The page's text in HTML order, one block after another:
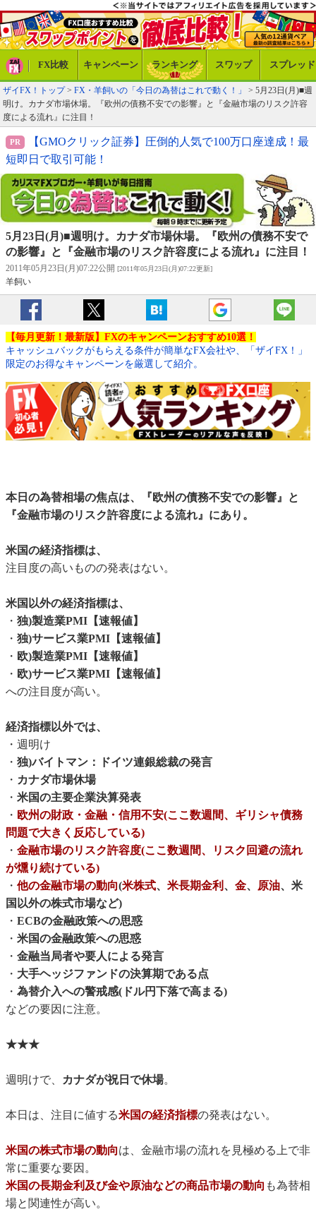
FX比較 キャンペーン ランキング スワップ スプレッド
ザイFX！トップ> FX・羊飼いの「今日の為替はこれで動く！」
> 5月23日(月)■週
明け。カナダ市場休場。『欧州の債務不安での影響』と『金融市場のリスク許容
度による流れ』に注目！
【GMOクリック証券】圧倒的人気で100万口座達成！最
短即日で取引可能！
5月23日(月)■週明け。カナダ市場休場。『欧州の債務不安で
の影響』と『金融市場のリスク許容度による流れ』に注目！
2011年05月23日(月)07:22公開 [2011年05月23日(月)07:22更新]
羊飼い
【毎月更新！最新版】FXのキャンペーンおすすめ10選！
キャッシュバックがもらえる条件が簡単なFX会社や、「ザイFX！」
限定のお得なキャンペーンを厳選して紹介。
本日の為替相場の焦点は、『欧州の債務不安での影響』と
『金融市場のリスク許容度による流れ』にあり。
米国の経済指標は、
注目度の高いものの発表はない。
米国以外の経済指標は、
・ 独)製造業PMI【速報値】
・ 独)サービス業PMI【速報値】
・ 欧)製造業PMI【速報値】
・ 欧)サービス業PMI【速報値】
への注目度が高い。
経済指標以外では、
・週明け
・ 独)バイトマン：ドイツ連銀総裁の発言
・ カナダ市場休場
・ 米国の主要企業決算発表
・ 欧州の財政・金融・信用不安(ここ数週間、ギリシャ債務
問題で大きく反応している)
・ 金融市場のリスク許容度(ここ数週間、リスク回避の流れ
が燻り続けている)
・ 他の金融市場の動向(米株式、 米長期金利 、 金、 原油、米
国以外の株式市場など)
・ ECBの金融政策への思惑
・ 米国の金融政策への思惑
・ 金融当局者や要人による発言
・ 大手ヘッジファンドの決算期である点
・ 為替介入への警戒感(ドル円下落で高まる)
などの要因に注意。
★★★
週明けで、 カナダが祝日で休場。
本日は、注目に値する米国の経済指標の発表はない。
米国の株式市場の動向は、金融市場の流れを見極める上で非
常に重要な要因。
米国の長期金利及び金や原油などの商品市場の動向 も為替相
場と関連性が高い。